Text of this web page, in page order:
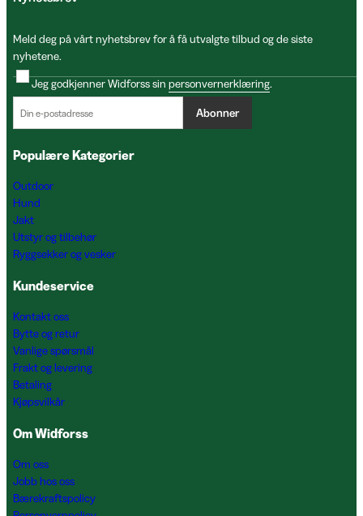
Meld deg på vårt nyhetsbrev for å få utvalgte tilbud og de siste
nyhetene.
Jeg godkjenner Widforss sin personvernerklæring.
Abonner
Populære Kategorier
Outdoor
Hund
Jakt
Utstyr og tilbehør
Ryggsekker og vesker
Kundeservice
Kontakt oss
Bytte og retur
Vanlige spørsmål
Frakt og levering
Betaling
Kjøpsvilkår
Om Widforss
Om oss
Jobb hos oss
Bærekraftspolicy